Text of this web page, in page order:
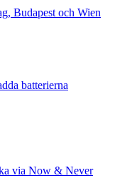
Budapest och Wien
batterierna
via Now & Never